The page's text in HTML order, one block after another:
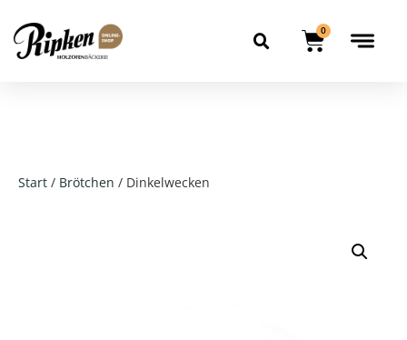
0
Start / Brötchen / Dinkelwecken